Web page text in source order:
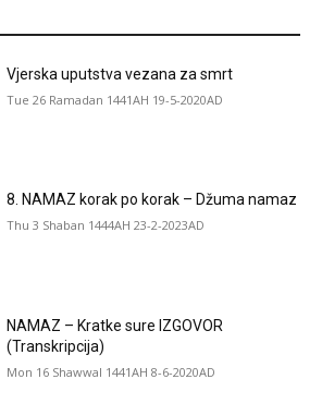
Vjerska uputstva vezana za smrt
Tue 26 Ramadan 1441AH 19-5-2020AD
8. NAMAZ korak po korak – Džuma namaz
Thu 3 Shaban 1444AH 23-2-2023AD
NAMAZ – Kratke sure IZGOVOR
(Transkripcija)
Mon 16 Shawwal 1441AH 8-6-2020AD